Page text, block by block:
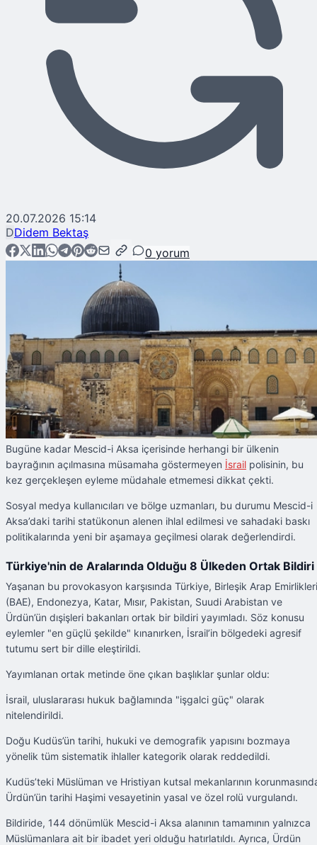
20.07.2026 15:14
DDidem Bektaş
0 yorum
Bugüne kadar Mescid-i Aksa içerisinde herhangi bir ülkenin
bayrağının açılmasına müsamaha göstermeyen İsrail polisinin, bu
kez gerçekleşen eyleme müdahale etmemesi dikkat çekti.
Sosyal medya kullanıcıları ve bölge uzmanları, bu durumu Mescid-i
Aksa’daki tarihi statükonun alenen ihlal edilmesi ve sahadaki baskı
politikalarında yeni bir aşamaya geçilmesi olarak değerlendirdi.
Türkiye'nin de Aralarında Olduğu 8 Ülkeden Ortak Bildiri
Yaşanan bu provokasyon karşısında Türkiye, Birleşik Arap Emirlikleri
(BAE), Endonezya, Katar, Mısır, Pakistan, Suudi Arabistan ve
Ürdün’ün dışişleri bakanları ortak bir bildiri yayımladı. Söz konusu
eylemler "en güçlü şekilde" kınanırken, İsrail’in bölgedeki agresif
tutumu sert bir dille eleştirildi.
Yayımlanan ortak metinde öne çıkan başlıklar şunlar oldu:
İsrail, uluslararası hukuk bağlamında "işgalci güç" olarak
nitelendirildi.
Doğu Kudüs’ün tarihi, hukuki ve demografik yapısını bozmaya
yönelik tüm sistematik ihlaller kategorik olarak reddedildi.
Kudüs’teki Müslüman ve Hristiyan kutsal mekanlarının
Ürdün’ün tarihi Haşimi vesayetinin yasal ve özel rolü vurgulandı.
Bildiride, 144 dönümlük Mescid-i Aksa alanının tamamının yalnızca
Müslümanlara ait bir ibadet yeri olduğu hatırlatıldı. Ayrıca, Ürdün